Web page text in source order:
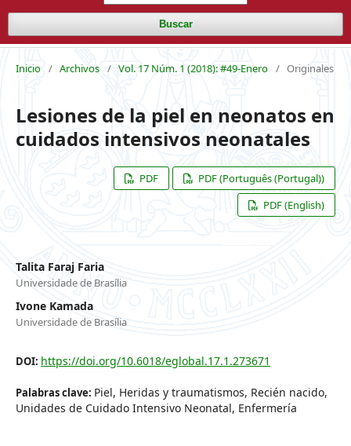
Buscar
Inicio / Archivos / Vol. 17 Núm. 1 (2018): #49-Enero / Originales
Lesiones de la piel en neonatos en
cuidados intensivos neonatales
PDF
PDF (Português (Portugal))
PDF (English)
Talita Faraj Faria
Universidade de Brasília
Ivone Kamada
Universidade de Brasília
DOI: https://doi.org/10.6018/eglobal.17.1.273671
Palabras clave: Piel, Heridas y traumatismos, Recién nacido,
Unidades de Cuidado Intensivo Neonatal, Enfermería